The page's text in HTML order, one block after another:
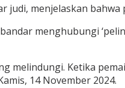
judi, menjelaskan
menghubungi
melindungi. Ketika
14 November 2024.